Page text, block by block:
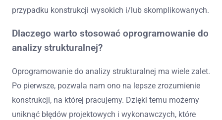
przypadku konstrukcji wysokich i/lub skomplikowanych.
Dlaczego warto stosować oprogramowanie do
analizy strukturalnej?
Oprogramowanie do analizy strukturalnej ma wiele zalet.
Po pierwsze, pozwala nam ono na lepsze zrozumienie
konstrukcji, na której pracujemy. Dzięki temu możemy
uniknąć błędów projektowych i wykonawczych, które